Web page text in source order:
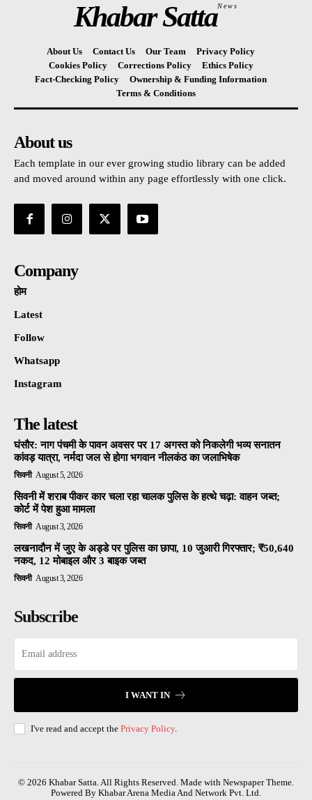
Khabar SattaNews
About Us Contact Us Our Team
Privacy Policy
Cookies Policy
Corrections Policy
Ethics Policy
Fact-Checking Policy
Ownership & Funding Information
Terms & Conditions
About us
Each template in our ever growing studio library can be added
and moved around within any page effortlessly with one click.
Company
होम
Latest
Follow
Whatsapp
Instagram
The latest
घंसौर: नाग पंचमी के पावन अवसर पर 17 अगस्त को निकलेगी भव्य सनातन
कांवड़ यात्रा, नर्मदा जल से होगा भगवान नीलकंठ का जलाभिषेक
सिवनी August 5, 2026
सिवनी में शराब पीकर कार चला रहा चालक पुलिस के हत्थे चढ़ा: वाहन जब्त;
कोर्ट में पेश हुआ मामला
सिवनी August 3, 2026
लखनादौन में जुए के अड्डे पर पुलिस का छापा, 10 जुआरी गिरफ्तार; ₹50,640
नकद, 12 मोबाइल और 3 बाइक जब्त
सिवनी August 3, 2026
Subscribe
I WANT IN
I've read and accept the Privacy Policy.
© 2026 Khabar Satta. All Rights Reserved. Made with Newspaper Theme.
Powered By Khabar Arena Media And Network Pvt. Ltd.